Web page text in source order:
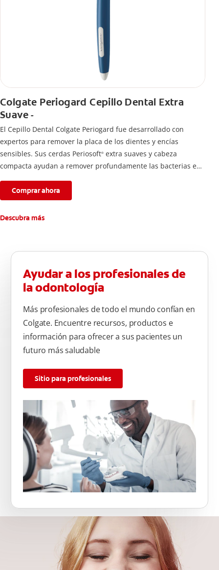
Colgate Periogard Cepillo Dental Extra
Suave -
El Cepillo Dental Colgate Periogard fue desarrollado con
expertos para remover la placa de los dientes y encías
sensibles. Sus cerdas Periosoft® extra suaves y cabeza
compacta ayudan a remover profundamente las bacterias en
Comprar ahora
Descubra más
Ayudar a los profesionales de
la odontología
Más profesionales de todo el mundo confían en
Colgate. Encuentre recursos, productos e
información para ofrecer a sus pacientes un
futuro más saludable
Sitio para profesionales